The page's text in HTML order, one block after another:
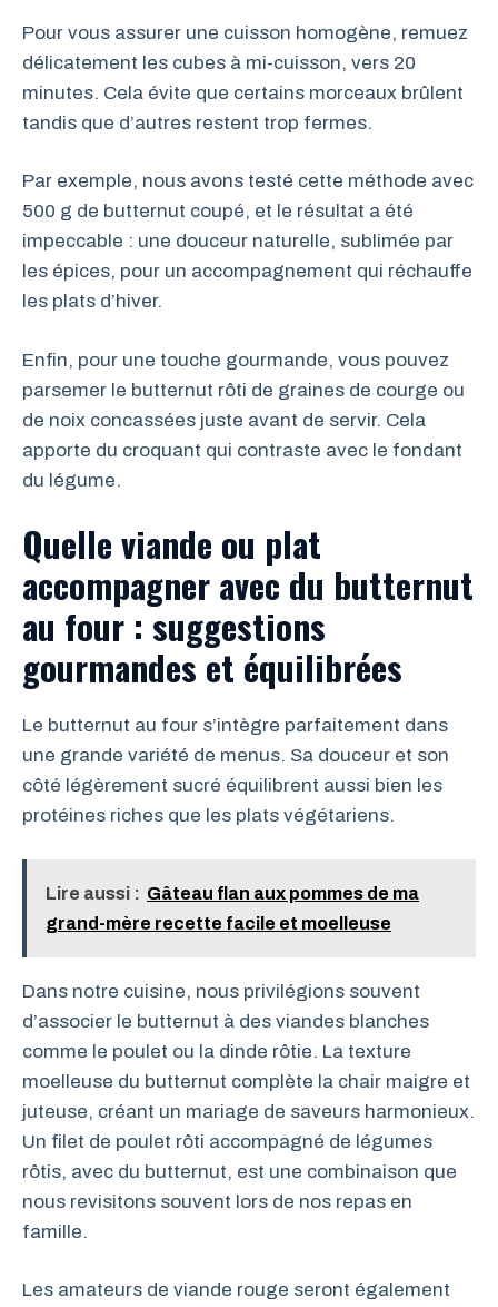
Pour vous assurer une cuisson homogène, remuez
délicatement les cubes à mi-cuisson, vers 20
minutes. Cela évite que certains morceaux brûlent
tandis que d’autres restent trop fermes.
Par exemple, nous avons testé cette méthode avec
500 g de butternut coupé, et le résultat a été
impeccable : une douceur naturelle, sublimée par
les épices, pour un accompagnement qui réchauffe
les plats d’hiver.
Enfin, pour une touche gourmande, vous pouvez
parsemer le butternut rôti de graines de courge ou
de noix concassées juste avant de servir. Cela
apporte du croquant qui contraste avec le fondant
du légume.
Quelle viande ou plat
accompagner avec du butternut
au four : suggestions
gourmandes et équilibrées
Le butternut au four s’intègre parfaitement dans
une grande variété de menus. Sa douceur et son
côté légèrement sucré équilibrent aussi bien les
protéines riches que les plats végétariens.
Lire aussi : Gâteau flan aux pommes de ma
grand-mère recette facile et moelleuse
Dans notre cuisine, nous privilégions souvent
d’associer le butternut à des viandes blanches
comme le poulet ou la dinde rôtie. La texture
moelleuse du butternut complète la chair maigre et
juteuse, créant un mariage de saveurs harmonieux.
Un filet de poulet rôti accompagné de légumes
rôtis, avec du butternut, est une combinaison que
nous revisitons souvent lors de nos repas en
famille.
Les amateurs de viande rouge seront également